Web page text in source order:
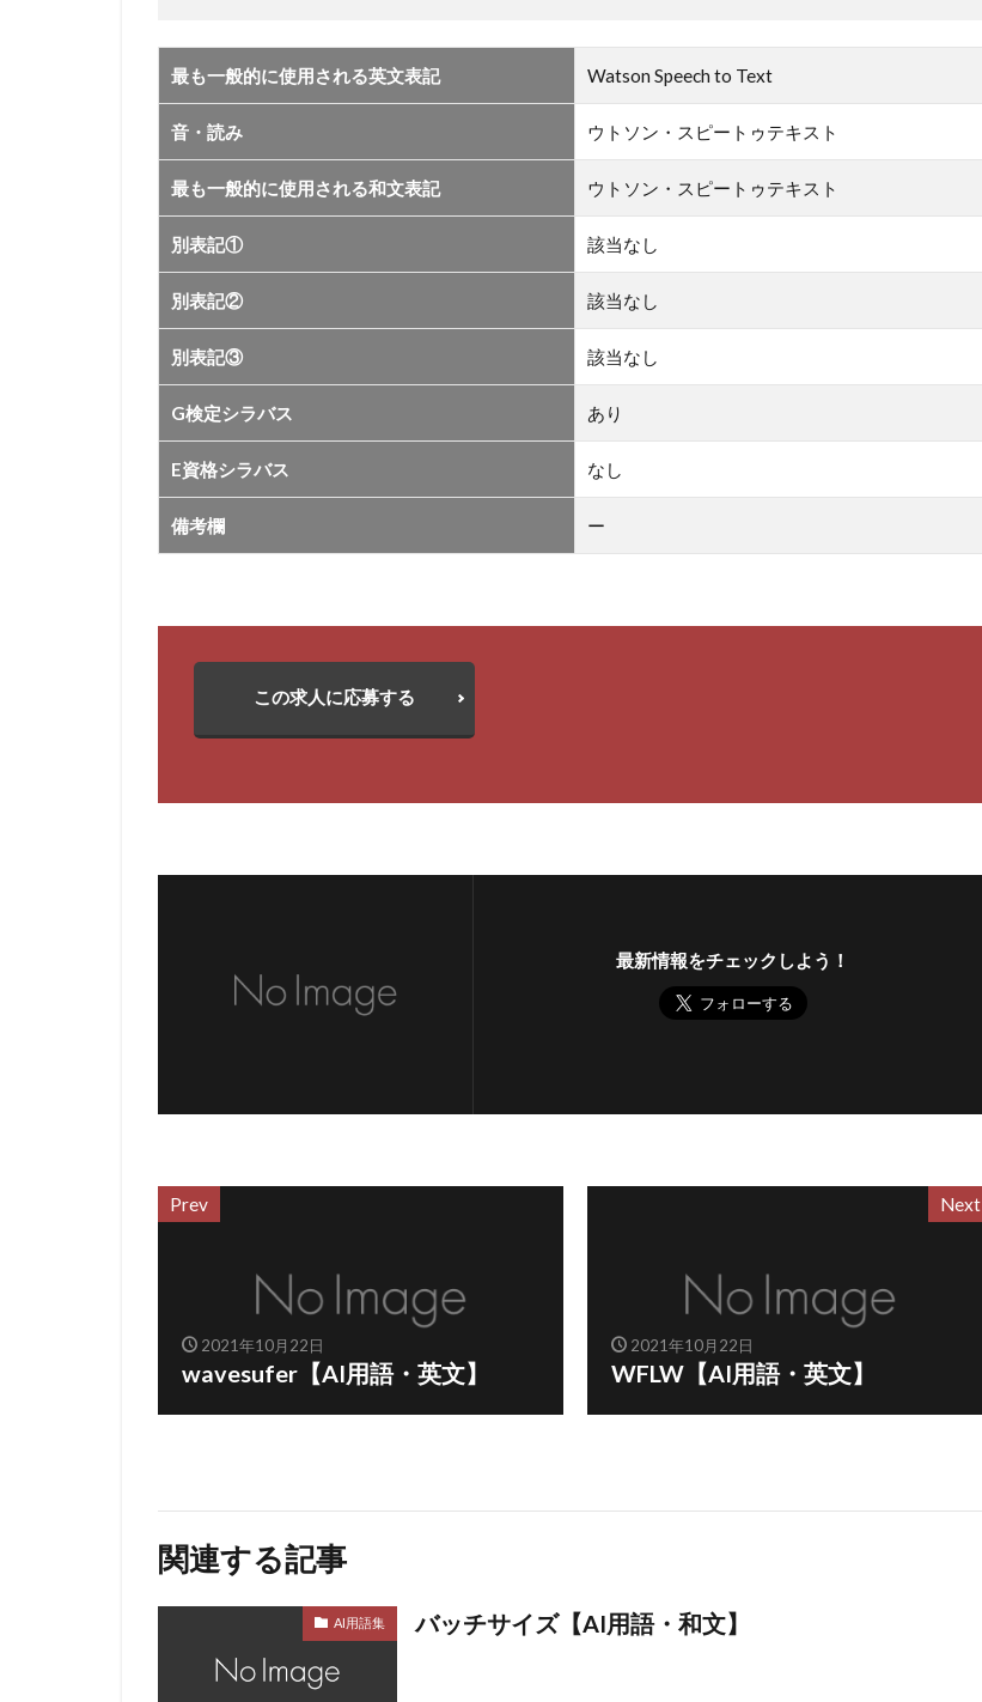
最も一般的に使用される英文表記 Watson Speech to Text
音・読み ウトソン・スピートゥテキスト
最も一般的に使用される和文表記 ウトソン・スピートゥテキスト
別表記① 該当なし
別表記② 該当なし
別表記③ 該当なし
G検定シラバス あり
E資格シラバス なし
備考欄 ー
この求人に応募する
最新情報をチェックしよう！
Prev
2021年10月22日
wavesufer【AI用語・英文】
Next
2021年10月22日
WFLW【AI用語・英文】
関連する記事
AI用語集 バッチサイズ【AI用語・和文】